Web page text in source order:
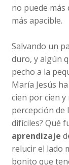
no puede
más apacible.
Salvando un
duro, y algún
pecho a la
María Jesús
cien por cien
percepción de
difíciles? Qué
aprendizaje
relucir el lado
bonito que